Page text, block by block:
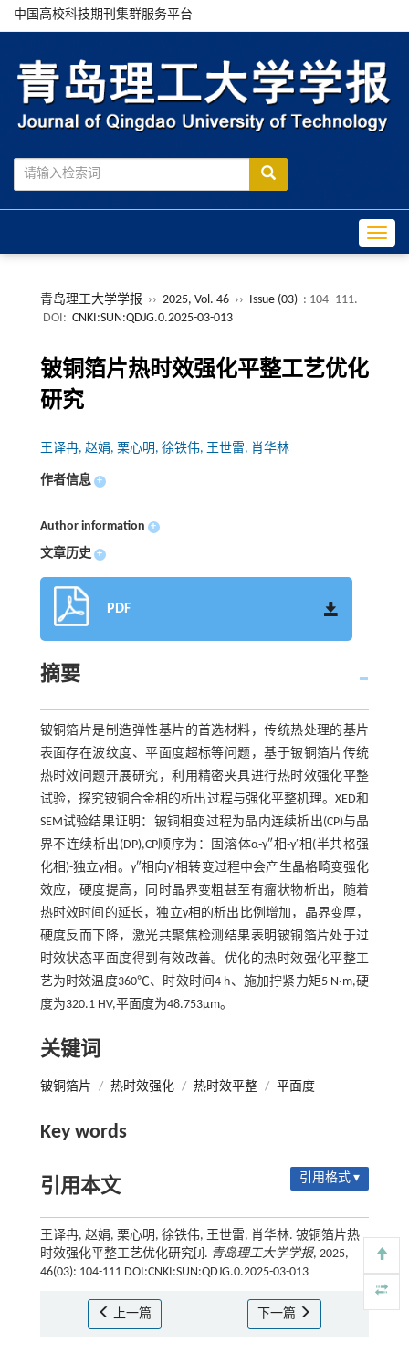
中国高校科技期刊集群服务平台
青岛理工大学学报 ›› 2025, Vol. 46 ›› Issue (03) : 104 -111.
DOI: CNKI:SUN:QDJG.0.2025-03-013
铍铜箔片热时效强化平整工艺优化
研究
王译冉, 赵娟, 栗心明, 徐铁伟, 王世雷, 肖华林
作者信息 +
Author information +
文章历史 +
PDF
摘要
铍铜箔片是制造弹性基片的首选材料，传统热处理的基片
表面存在波纹度、平面度超标等问题，基于铍铜箔片传统
热时效问题开展研究，利用精密夹具进行热时效强化平整
试验，探究铍铜合金相的析出过程与强化平整机理。XED和
SEM试验结果证明：铍铜相变过程为晶内连续析出(CP)与晶
界不连续析出(DP),CP顺序为：固溶体α-γ″相-γ′相(半共格强
化相)-独立γ相。γ″相向γ′相转变过程中会产生晶格畸变强化
效应，硬度提高，同时晶界变粗甚至有瘤状物析出，随着
热时效时间的延长，独立γ相的析出比例增加，晶界变厚，
硬度反而下降，激光共聚焦检测结果表明铍铜箔片处于过
时效状态平面度得到有效改善。优化的热时效强化平整工
艺为时效温度360℃、时效时间4 h、施加拧紧力矩5 N·m,硬
度为320.1 HV,平面度为48.753μm。
关键词
铍铜箔片 / 热时效强化 / 热时效平整 / 平面度
Key words
引用本文 引用格式 ▾
王译冉, 赵娟, 栗心明, 徐铁伟, 王世雷, 肖华林. 铍铜箔片热
时效强化平整工艺优化研究[J]. 青岛理工大学学报, 2025,
46(03): 104-111 DOI:CNKI:SUN:QDJG.0.2025-03-013
上一篇 下一篇